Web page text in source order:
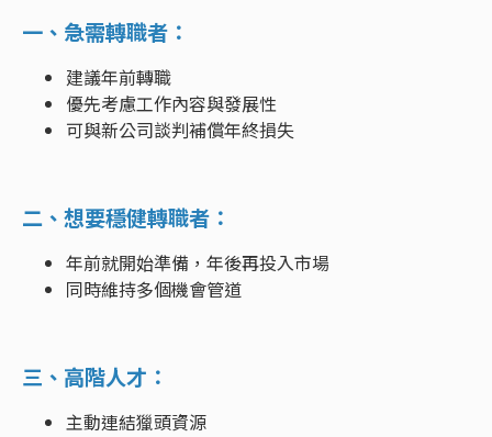
一、急需轉職者：
建議年前轉職
優先考慮工作內容與發展性
可與新公司談判補償年終損失
二、想要穩健轉職者：
年前就開始準備，年後再投入市場
同時維持多個機會管道
三、高階人才：
主動連結獵頭資源